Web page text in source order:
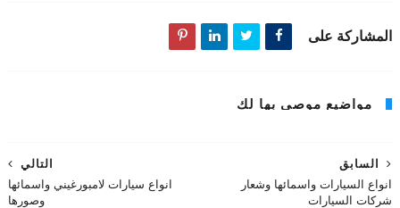
المشاركة على
مواضيع موصى بها لك
التالي
انواع سيارات لامبورغيني واسمائها
وصورها
السابق
انواع السيارات واسمائها وشعار
شركات السيارات